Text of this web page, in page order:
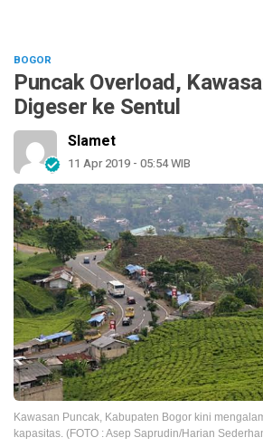
BOGOR
Puncak Overload,
Digeser ke Sentul
Slamet
11 Apr 2019 - 05:54 WIB
Kawasan Puncak, Kabupaten Bogor kini
kapasitas. (FOTO : Asep Saprudin/Harian